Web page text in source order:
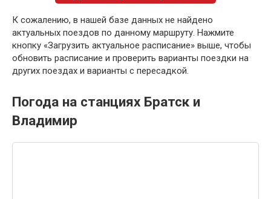
К сожалению, в нашей базе данных не найдено
актуальных поездов по данному маршруту. Нажмите
кнопку «Загрузить актуальное расписание» выше, чтобы
обновить расписание и проверить варианты поездки на
других поездах и варианты с пересадкой.
Погода на станциях Братск и
Владимир